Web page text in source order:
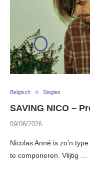
Belgisch Singles
SAVING NICO –
09/06/2026
Nicolas Anné is zo’n
te componeren. Vlijtig …